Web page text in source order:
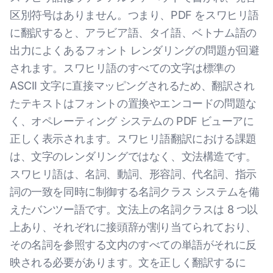
区別符号はありません。つまり、PDF をスワヒリ語
に翻訳すると、アラビア語、タイ語、ベトナム語の
出力によくあるフォント レンダリングの問題が回避
されます。スワヒリ語のすべての文字は標準の
ASCII 文字に直接マッピングされるため、翻訳され
たテキストはフォントの置換やエンコードの問題な
く、オペレーティング システムの PDF ビューアに
正しく表示されます。スワヒリ語翻訳における課題
は、文字のレンダリングではなく、文法構造です。
スワヒリ語は、名詞、動詞、形容詞、代名詞、指示
詞の一致を同時に制御する名詞クラス システムを備
えたバンツー語です。文法上の名詞クラスは 8 つ以
上あり、それぞれに接頭辞が割り当てられており、
その名詞を参照する文内のすべての単語がそれに反
映される必要があります。文を正しく翻訳するに